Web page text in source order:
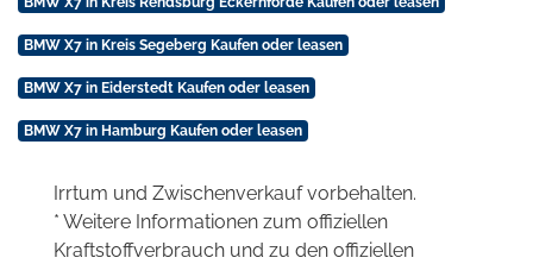
BMW X7 in Kreis Segeberg Kaufen oder leasen
BMW X7 in Eiderstedt Kaufen oder leasen
BMW X7 in Hamburg Kaufen oder leasen
Irrtum und Zwischenverkauf vorbehalten.
* Weitere Informationen zum offiziellen
Kraftstoffverbrauch und zu den offiziellen